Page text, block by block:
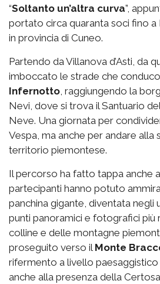
“Soltanto un’altra curva”,
portato circa quaranta soci fino a
in provincia di Cuneo.
Partendo da Villanova d’Asti, da
imboccato le strade che
Infernotto , raggiungendo la
Nevi, dove si trova il Santuario
Neve. Una giornata per
Vespa, ma anche per andare alla
territorio piemontese.
Il percorso ha fatto tappa anche a
partecipanti hanno potuto
panchina gigante, diventata negli
punti panoramici e fotografici più
colline e delle montagne
proseguito verso il Monte
rifermento a livello
anche alla presenza della